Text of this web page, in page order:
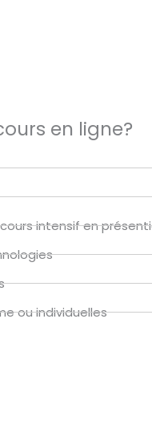
en ligne?
intensif en
ou individuelles